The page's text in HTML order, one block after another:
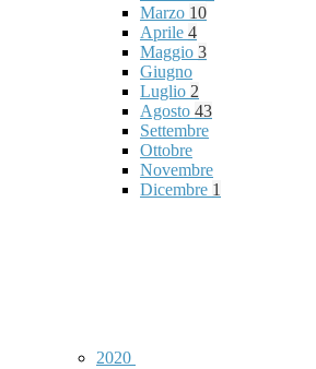
Marzo 10
Aprile 4
Maggio 3
Giugno
Luglio 2
Agosto 43
Settembre
Ottobre
Novembre
Dicembre 1
2020